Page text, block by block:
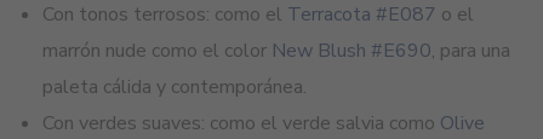
Con tonos terrosos: como el Terracota #E087 o el
marrón nude como el color New Blush #E690, para una
paleta cálida y contemporánea.
Con verdes suaves: como el verde salvia como Olive